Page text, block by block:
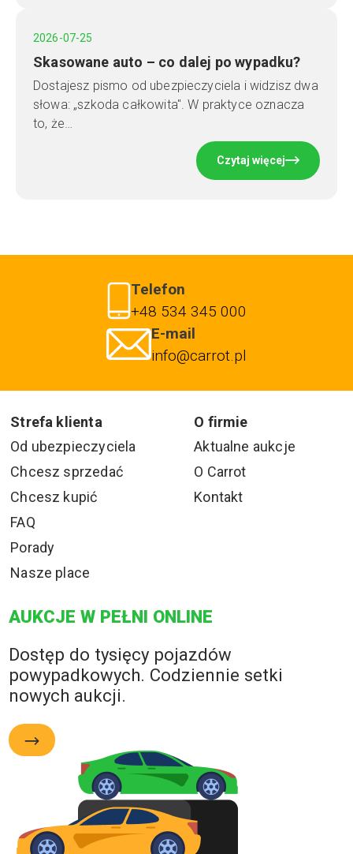
2026-07-25
Skasowane auto – co dalej po wypadku?
Dostajesz pismo od ubezpieczyciela i widzisz dwa
słowa: „szkoda całkowita". W praktyce oznacza
to, że…
Czytaj więcej
Telefon
+48 534 345 000
E-mail
info@carrot.pl
Strefa klienta
O firmie
Od ubezpieczyciela
Chcesz sprzedać
Chcesz kupić
FAQ
Porady
Nasze place
Aktualne aukcje
O Carrot
Kontakt
AUKCJE W PEŁNI ONLINE
Dostęp do tysięcy pojazdów
powypadkowych. Codziennie setki
nowych aukcji.